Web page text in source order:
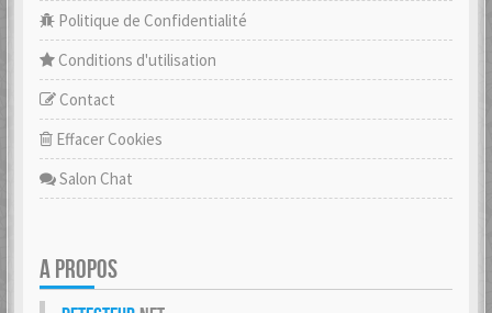
Politique de Confidentialité
Conditions d'utilisation
Contact
Effacer Cookies
Salon Chat
A PROPOS